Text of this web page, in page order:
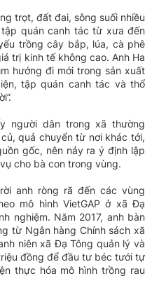
trọt, đất đai, sông suối nhiều
quán canh tác từ xưa đến
trồng cây bắp, lúa, cà phê
trị kinh tế không cao. Anh Ha
hướng đi mới trong sản xuất
tập quán canh tác và thổ
người dân trong xã thường
quả chuyển từ nơi khác tới,
gốc, nên nảy ra ý định lập
cho bà con trong vùng.
anh ròng rã đến các vùng
mô hình VietGAP ở xã Đạ
nghiệm. Năm 2017, anh bàn
từ Ngân hàng Chính sách xã
niên xã Đạ Tông quản lý và
đồng để đầu tư béc tưới tự
thực hóa mô hình trồng rau